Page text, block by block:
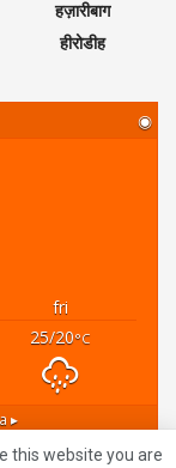
हज़ारीबाग
हीरोडीह
◉
fri
25/20°C
▸
this website you are